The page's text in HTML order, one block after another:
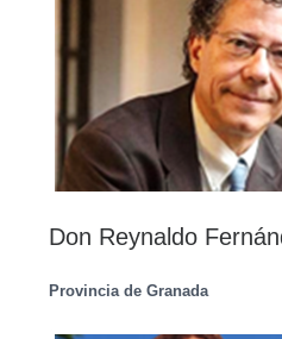
Don Reynaldo
Provincia de Granada